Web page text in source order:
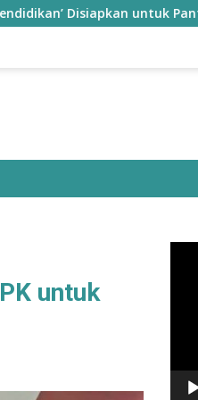
Disiapkan untuk Pantau
untuk